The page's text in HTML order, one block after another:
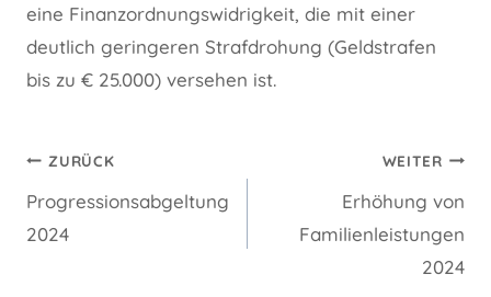
eine Finanzordnungswidrigkeit, die mit einer
deutlich geringeren Strafdrohung (Geldstrafen
bis zu € 25.000) versehen ist.
Beitragsnavigation
ZURÜCK
Progressionsabgeltung
2024
WEITER
Erhöhung von
Familienleistungen
2024